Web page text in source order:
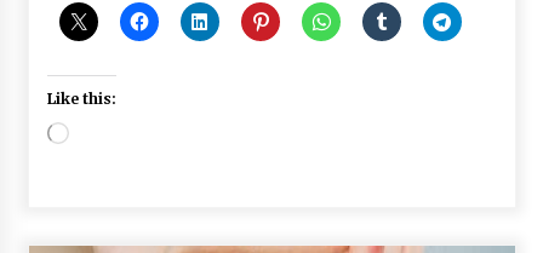
Like this:
Loading…